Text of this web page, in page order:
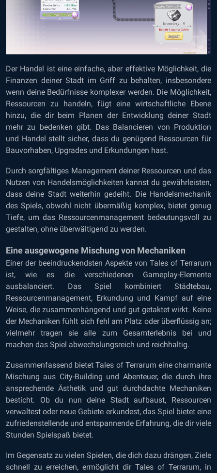
Der Handel ist eine einfache, aber effektive Möglichkeit, die
Finanzen deiner Stadt im Griff zu behalten, insbesondere
wenn deine Bedürfnisse komplexer werden. Die Möglichkeit,
Ressourcen zu handeln, fügt eine wirtschaftliche Ebene
hinzu, die dir beim Planen der Entwicklung deiner Stadt
mehr zu bedenken gibt. Das Balancieren von Produktion
und Handel stellt sicher, dass du genügend Ressourcen für
Bauvorhaben, Upgrades und Erkundungen hast.
Durch sorgfältiges Management deiner Ressourcen und das
Nutzen von Handelsmöglichkeiten kannst du gewährleisten,
dass deine Stadt weiterhin gedeiht. Die Handelsmechanik
des Spiels, obwohl nicht übermäßig komplex, bietet genug
Tiefe, um das Ressourcenmanagement bedeutungsvoll zu
gestalten, ohne überwältigend zu werden.
Eine ausgewogene Mischung von Mechaniken
Einer der beeindruckendsten Aspekte von Tales of Terrarum
ist, wie es die verschiedenen Gameplay-Elemente
ausbalanciert. Das Spiel kombiniert Städtebau,
Ressourcenmanagement, Erkundung und Kampf auf eine
Weise, die zusammenhängend und gut getaktet wirkt. Keine
der Mechaniken fühlt sich fehl am Platz oder überflüssig an;
vielmehr tragen sie alle zum Gesamterlebnis bei und
machen das Spiel abwechslungsreich und reichhaltig.
Zusammenfassend bietet Tales of Terrarum eine charmante
Mischung aus City-Building und Abenteuer, die durch ihre
ansprechende Ästhetik und gut durchdachte Mechaniken
besticht. Ob du nun deine Stadt aufbaust, Ressourcen
verwaltest oder neue Gebiete erkundest, das Spiel bietet eine
zufriedenstellende und entspannende Erfahrung, die dir viele
Stunden Spielspaß bietet.
Im Gegensatz zu vielen Spielen, die dich dazu drängen, Ziele
schnell zu erreichen, ermöglicht dir Tales of Terrarum, in